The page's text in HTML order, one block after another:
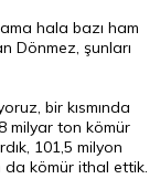
hala bazı ham
Dönmez, şunları
bir kısmında
milyar ton kömür
101,5 milyon
kömür ithal ettik.